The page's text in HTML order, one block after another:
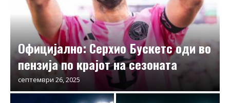
Официјално: Серхио Бускетс оди во
пензија по крајот на сезоната
септември 26, 2025